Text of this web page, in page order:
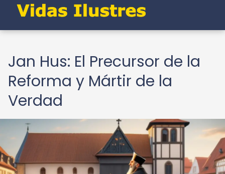
Jan Hus: El Precursor de la
Reforma y Mártir de la
Verdad